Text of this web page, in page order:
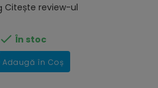
Citește review-ul
 În stoc
Adaugă în Coș